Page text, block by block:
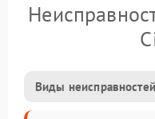
Виды неисправностей